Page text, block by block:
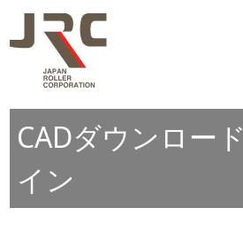
CADダウンロー
イン